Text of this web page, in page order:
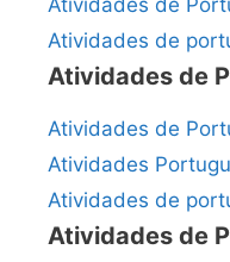
Atividades de
Atividades de
Atividades de
Atividades
Atividades de
Atividades de